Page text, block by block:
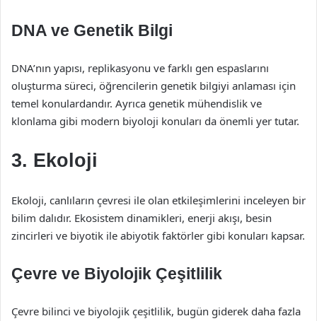
DNA ve Genetik Bilgi
DNA’nın yapısı, replikasyonu ve farklı gen espaslarını
oluşturma süreci, öğrencilerin genetik bilgiyi anlaması için
temel konulardandır. Ayrıca genetik mühendislik ve
klonlama gibi modern biyoloji konuları da önemli yer tutar.
3. Ekoloji
Ekoloji, canlıların çevresi ile olan etkileşimlerini inceleyen bir
bilim dalıdır. Ekosistem dinamikleri, enerji akışı, besin
zincirleri ve biyotik ile abiyotik faktörler gibi konuları kapsar.
Çevre ve Biyolojik Çeşitlilik
Çevre bilinci ve biyolojik çeşitlilik, bugün giderek daha fazla